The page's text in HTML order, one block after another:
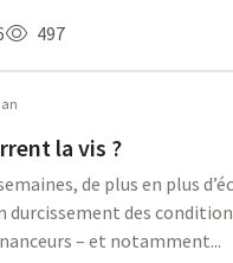
497
an
la vis ?
de plus en plus
durcissement des
– et notamment...